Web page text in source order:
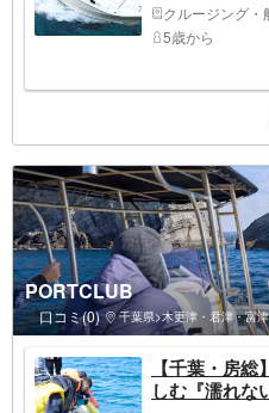
クルージング・
5歳から
PORTCLUB
口コミ(0) 千葉県>木更津・君津・富津
【千葉・房
しむ『濡れな